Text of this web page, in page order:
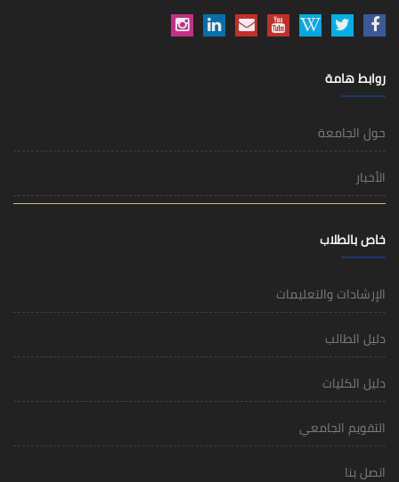
روابط هامة
حول الجامعة
الأخبار
خاص بالطلاب
الإرشادات والتعليمات
دليل الطالب
دليل الكليات
التقويم الجامعي
اتصل بنا